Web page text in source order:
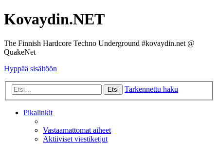
Kovaydin.NET
The Finnish Hardcore Techno Underground #kovaydin.net @
QuakeNet
Hyppää sisältöön
Etsi Tarkennettu haku
Pikalinkit
Vastaamattomat aiheet
Aktiiviset viestiketjut